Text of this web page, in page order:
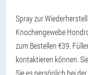
Spray zur
Knochengewebe
zum Bestellen €39.
kontaktieren können.
Sie es persönlich bei